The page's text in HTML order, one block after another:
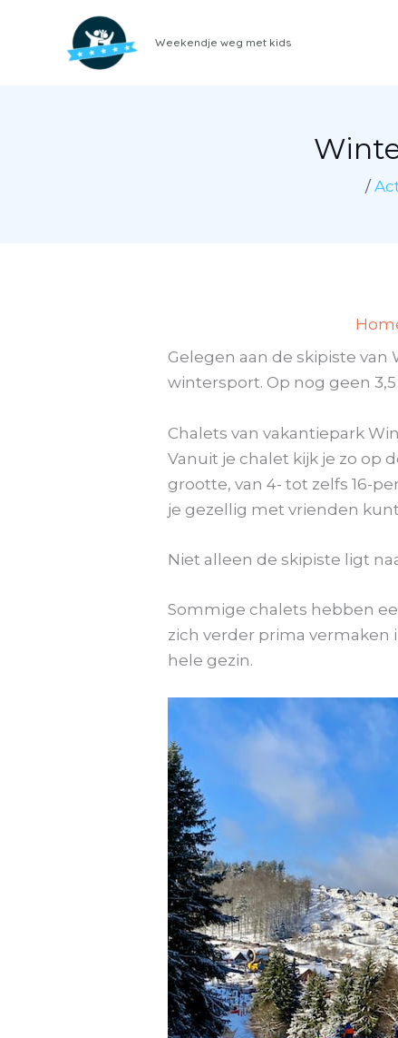
Weekendje weg met kids
/
Gelegen aan de skipiste
wintersport. Op nog geen
Chalets van vakantiepark
Vanuit je chalet kijk je zo op
grootte, van 4- tot zelfs 16-
je gezellig met vrienden
Niet alleen de skipiste ligt
Sommige chalets hebben
zich verder prima
hele gezin.